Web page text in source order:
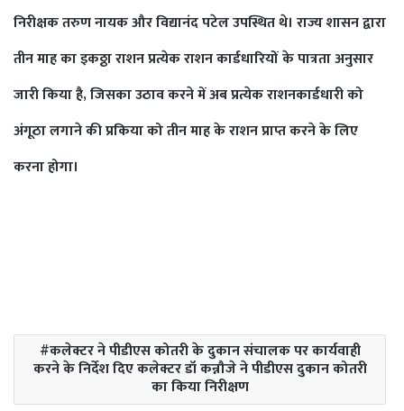
निरीक्षक तरुण नायक और विद्यानंद पटेल उपस्थित थे। राज्य शासन द्वारा
तीन माह का इकठ्ठा राशन प्रत्येक राशन कार्डधारियों के पात्रता अनुसार
जारी किया है, जिसका उठाव करने में अब प्रत्येक राशनकार्डधारी को
अंगूठा लगाने की प्रकिया को तीन माह के राशन प्राप्त करने के लिए
करना होगा।
कलेक्टर ने पीडीएस कोतरी के दुकान संचालक पर कार्यवाही
करने के निर्देश दिए कलेक्टर डॉ कन्नौजे ने पीडीएस दुकान कोतरी
का किया निरीक्षण